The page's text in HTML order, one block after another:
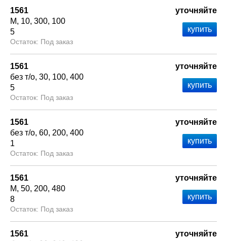
1561
М
10 300 100
5
Под заказ
уточняйте
1561
без т/о 30 100 400
5
Под заказ
уточняйте
1561
без т/о 60 200 400
1
Под заказ
уточняйте
1561
М 50 200 480
8
Под заказ
уточняйте
1561
уточняйте